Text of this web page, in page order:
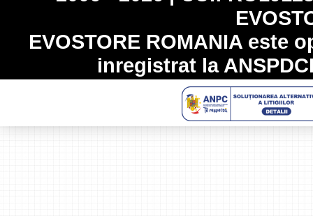
EVOSTORE ROMANIAeste
inregistrat la